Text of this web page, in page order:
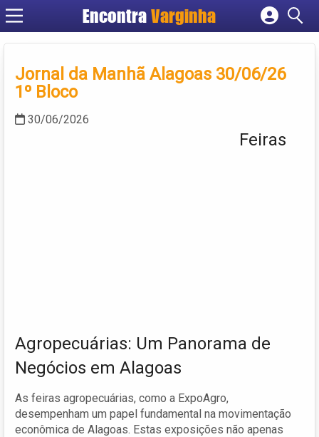
EncontraVarginha
Cadastrar empresa
Criar conta
Jornal da Manhã Alagoas 30/06/26
1º Bloco
30/06/2026
Feiras
Agropecuárias: Um Panorama de
Negócios em Alagoas
As feiras agropecuárias, como a ExpoAgro,
desempenham um papel fundamental na movimentação
econômica de Alagoas. Estas exposições não apenas